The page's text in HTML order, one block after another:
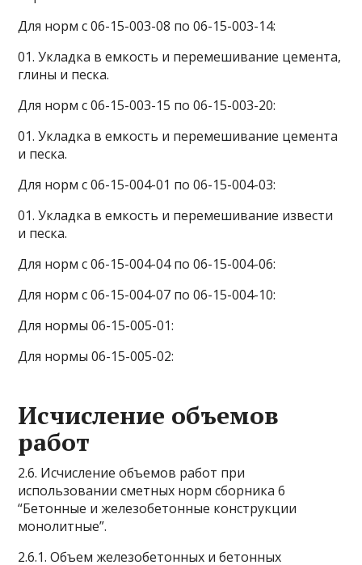
Для норм с 06-15-003-08 по 06-15-003-14:
01. Укладка в емкость и перемешивание цемента,
глины и песка.
Для норм с 06-15-003-15 по 06-15-003-20:
01. Укладка в емкость и перемешивание цемента
и песка.
Для норм с 06-15-004-01 по 06-15-004-03:
01. Укладка в емкость и перемешивание извести
и песка.
Для норм с 06-15-004-04 по 06-15-004-06:
Для норм с 06-15-004-07 по 06-15-004-10:
Для нормы 06-15-005-01:
Для нормы 06-15-005-02:
Исчисление объемов
работ
2.6. Исчисление объемов работ при
использовании сметных норм сборника 6
“Бетонные и железобетонные конструкции
монолитные”.
2.6.1. Объем железобетонных и бетонных